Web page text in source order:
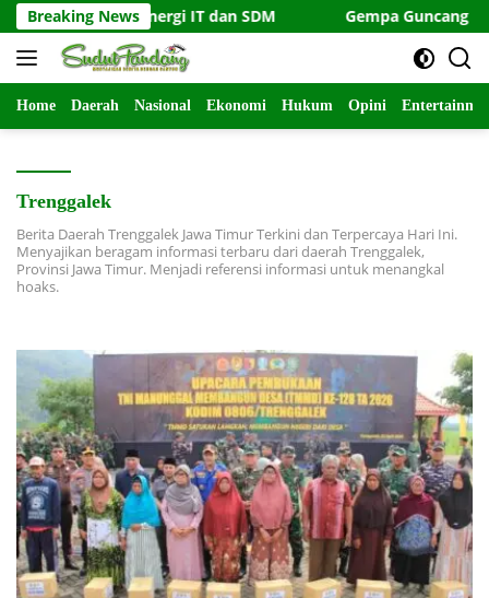
Langsung
ke
konten
Breaking News
Tapi Sinergi IT dan SDM Gempa Guncang Barat
Home Daerah Nasional Ekonomi Hukum Opini
Trenggalek
Berita Daerah Trenggalek Jawa Timur Terkini dan Terpercaya Hari Ini.
Menyajikan beragam informasi terbaru dari daerah Trenggalek,
Provinsi Jawa Timur. Menjadi referensi informasi untuk menangkal
hoaks.